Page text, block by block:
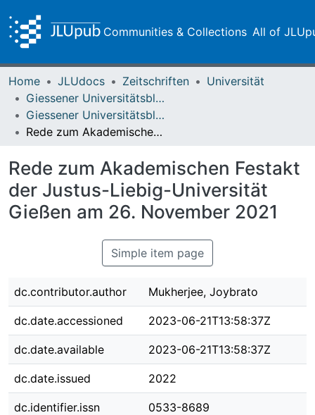
Communities & Collections All of
Home JLUdocs Zeitschriften
Universität
Giessener Universitätsblätter
Giessener Universitätsblätter 55 (2022)
Rede zum Akademischen Festakt der Justus-Liebig-Universität Gießen am 26. November 2021
Rede zum Akademischen Festakt
der Justus-Liebig-Universität
Gießen am 26. November 2021
Simple item page
dc.contributor.author Mukherjee, Joybrato
dc.date.accessioned 2023-06-21T13:58:37Z
dc.date.available 2023-06-21T13:58:37Z
dc.date.issued 2022
dc.identifier.issn 0533-8689